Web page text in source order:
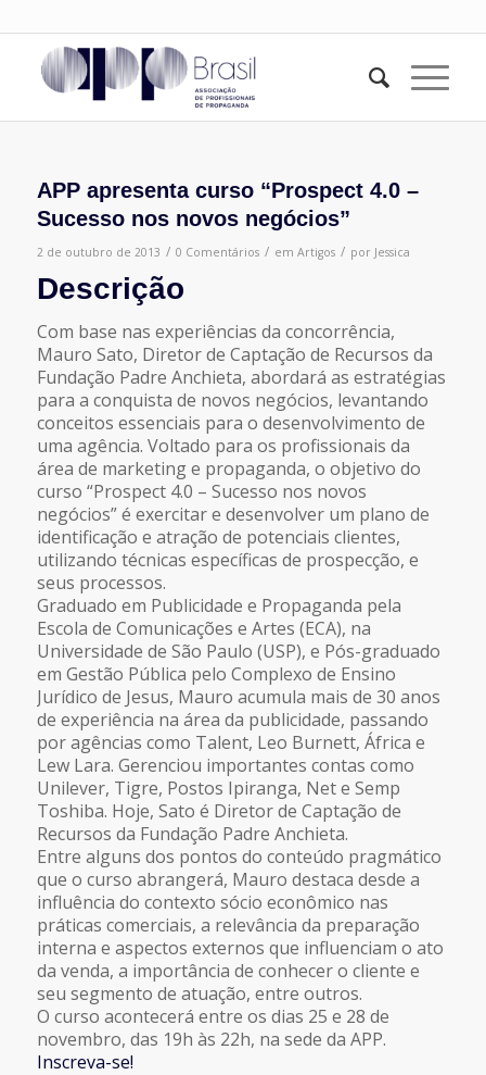
APP apresenta curso “Prospect 4.0 –
Sucesso nos novos negócios”
2 de outubro de 2013 / 0 Comentários / em Artigos / por Jessica
Descrição
Com base nas experiências da concorrência,
Mauro Sato, Diretor de Captação de Recursos da
Fundação Padre Anchieta, abordará as estratégias
para a conquista de novos negócios, levantando
conceitos essenciais para o desenvolvimento de
uma agência. Voltado para os profissionais da
área de marketing e propaganda, o objetivo do
curso “Prospect 4.0 – Sucesso nos novos
negócios” é exercitar e desenvolver um plano de
identificação e atração de potenciais clientes,
utilizando técnicas específicas de prospecção, e
seus processos.
Graduado em Publicidade e Propaganda pela
Escola de Comunicações e Artes (ECA), na
Universidade de São Paulo (USP), e Pós-graduado
em Gestão Pública pelo Complexo de Ensino
Jurídico de Jesus, Mauro acumula mais de 30 anos
de experiência na área da publicidade, passando
por agências como Talent, Leo Burnett, África e
Lew Lara. Gerenciou importantes contas como
Unilever, Tigre, Postos Ipiranga, Net e Semp
Toshiba. Hoje, Sato é Diretor de Captação de
Recursos da Fundação Padre Anchieta.
Entre alguns dos pontos do conteúdo pragmático
que o curso abrangerá, Mauro destaca desde a
influência do contexto sócio econômico nas
práticas comerciais, a relevância da preparação
interna e aspectos externos que influenciam o ato
da venda, a importância de conhecer o cliente e
seu segmento de atuação, entre outros.
O curso acontecerá entre os dias 25 e 28 de
novembro, das 19h às 22h, na sede da APP.
Inscreva-se!